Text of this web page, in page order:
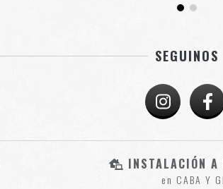
SEGUINOS
INSTALACIÓN
en CABA Y